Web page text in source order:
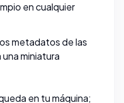
en cualquier
metadatosde las
miniatura
en tu máquina;